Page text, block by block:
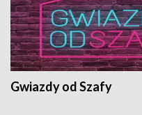
Gwiazdy od Szafy